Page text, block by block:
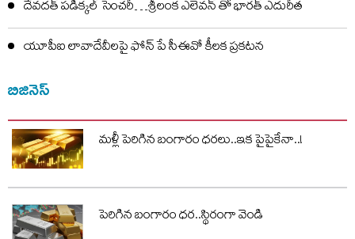
దేవదత్ పడిక్కల్‌ సెంచరీ…శ్రీలంక ఎలెవన్ తో భారత్ ఎదురీత
యూపీఐ లావాదేవీలపై ఫోన్ పే సీఈవో కీలక ప్రకటన
బిజినెస్
మళ్లీ పెరిగిన బంగారం ధరలు..ఇక పైపైకేనా..!
పెరిగిన బంగారం ధర..స్థిరంగా వెండి